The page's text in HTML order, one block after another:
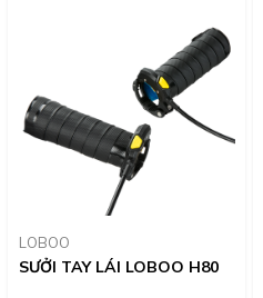
LOBOO
SƯỞI TAY LÁI LOBOO H80